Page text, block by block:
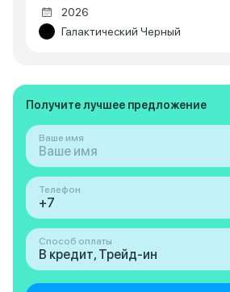
2026
Галактический Черный
Получите лучшее предложение
Ваше имя
Телефон
Способ оплаты
В кредит, Трейд-ин